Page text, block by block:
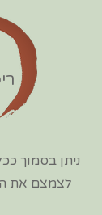
ניתן בסמוך
לצמצם את